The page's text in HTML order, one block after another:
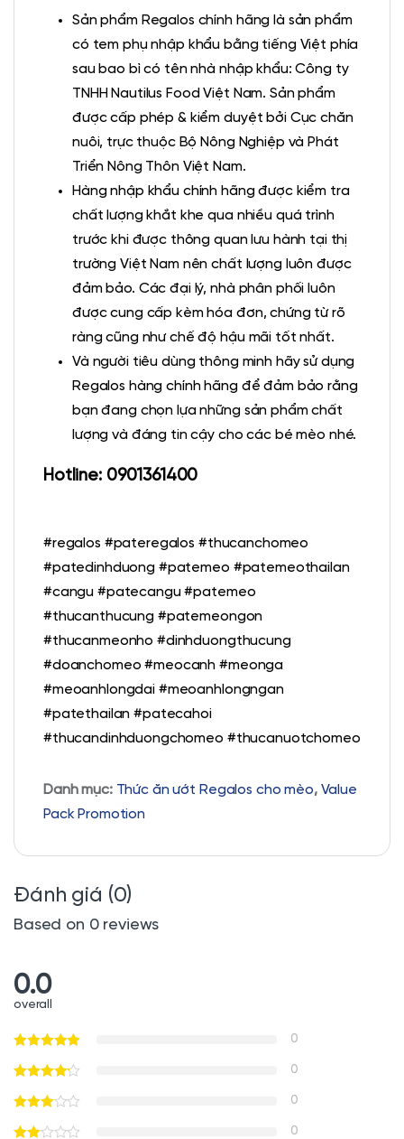
Sản phẩm Regalos chính hãng là sản phẩm
có tem phụ nhập khẩu bằng tiếng Việt phía
sau bao bì có tên nhà nhập khẩu: Công ty
TNHH Nautilus Food Việt Nam. Sản phẩm
được cấp phép & kiểm duyệt bởi Cục chăn
nuôi, trực thuộc Bộ Nông Nghiệp và Phát
Triển Nông Thôn Việt Nam.
Hàng nhập khẩu chính hãng được kiểm tra
chất lượng khắt khe qua nhiều quá trình
trước khi được thông quan lưu hành tại thị
trường Việt Nam nên chất lượng luôn được
đảm bảo. Các đại lý, nhà phân phối luôn
được cung cấp kèm hóa đơn, chứng từ rõ
ràng cũng như chế độ hậu mãi tốt nhất.
Và người tiêu dùng thông minh hãy sử dụng
Regalos hàng chính hãng để đảm bảo rằng
bạn đang chọn lựa những sản phẩm chất
lượng và đáng tin cậy cho các bé mèo nhé.
Hotline: 0901361400
#regalos #pateregalos #thucanchomeo
#patedinhduong #patemeo #patemeothailan
#cangu #patecangu #patemeo
#thucanthucung #patemeongon
#thucanmeonho #dinhduongthucung
#doanchomeo #meocanh #meonga
#meoanhlongdai #meoanhlongngan
#patethailan #patecahoi
#thucandinhduongchomeo #thucanuotchomeo
Danh mục: Thức ăn ướt Regalos cho mèo, Value
Pack Promotion
Đánh giá (0)
Based on 0 reviews
0.0
overall
0
0
0
0